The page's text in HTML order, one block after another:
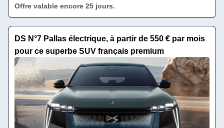
Offre valable encore 25 jours.
DS N°7 Pallas électrique, à partir de 550 € par mois
pour ce superbe SUV français premium